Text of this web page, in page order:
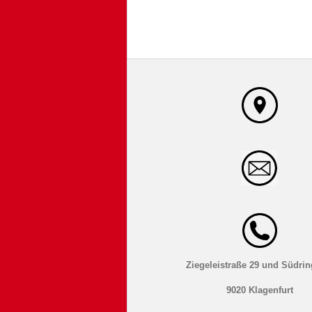
Ziegeleistraße 29 und
9020 Klagenfurt